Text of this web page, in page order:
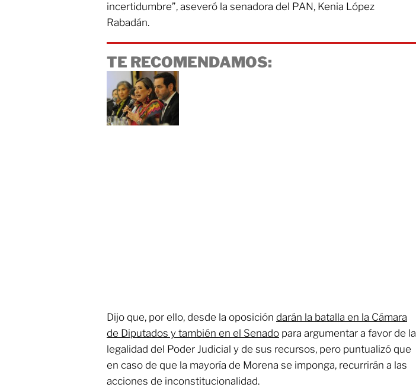
incertidumbre”, aseveró la senadora del PAN, Kenia López
Rabadán.
TE RECOMENDAMOS:
Dijo que, por ello, desde la oposición darán la batalla en la Cámara
de Diputados y también en el Senado para argumentar a favor de la
legalidad del Poder Judicial y de sus recursos, pero puntualizó que
en caso de que la mayoría de Morena se imponga, recurrirán a las
acciones de inconstitucionalidad.